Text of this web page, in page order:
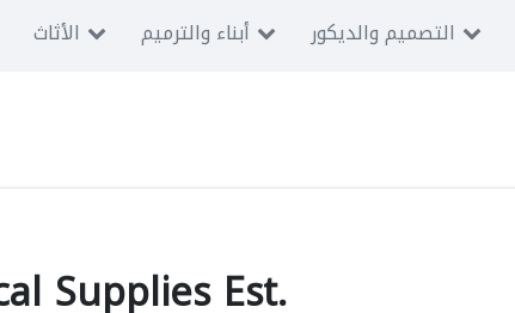
الأثاث أبناء والترميم التصميم والديكور
Supplies Est.